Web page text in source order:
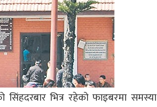
भित्र रहेको फाइबरमा समस्या